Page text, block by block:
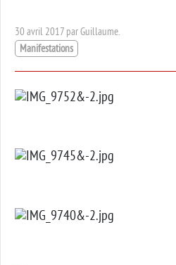
30 avril 2017 par Guillaume.
Manifestations